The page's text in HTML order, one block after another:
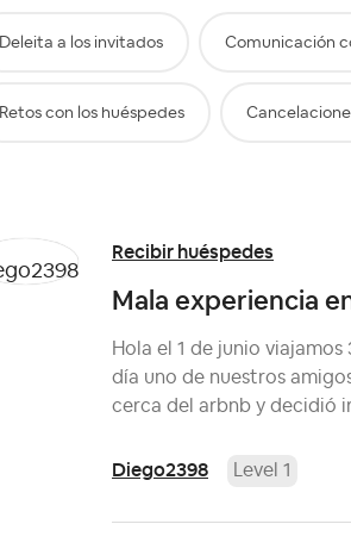
Deleita a los invitados Comunicación
Retos con los huéspedes
Recibir huéspedes
Mala experiencia
Hola el 1 de junio
día uno de nuestros
cerca del arbnb y decidió
Diego2398 Level 1